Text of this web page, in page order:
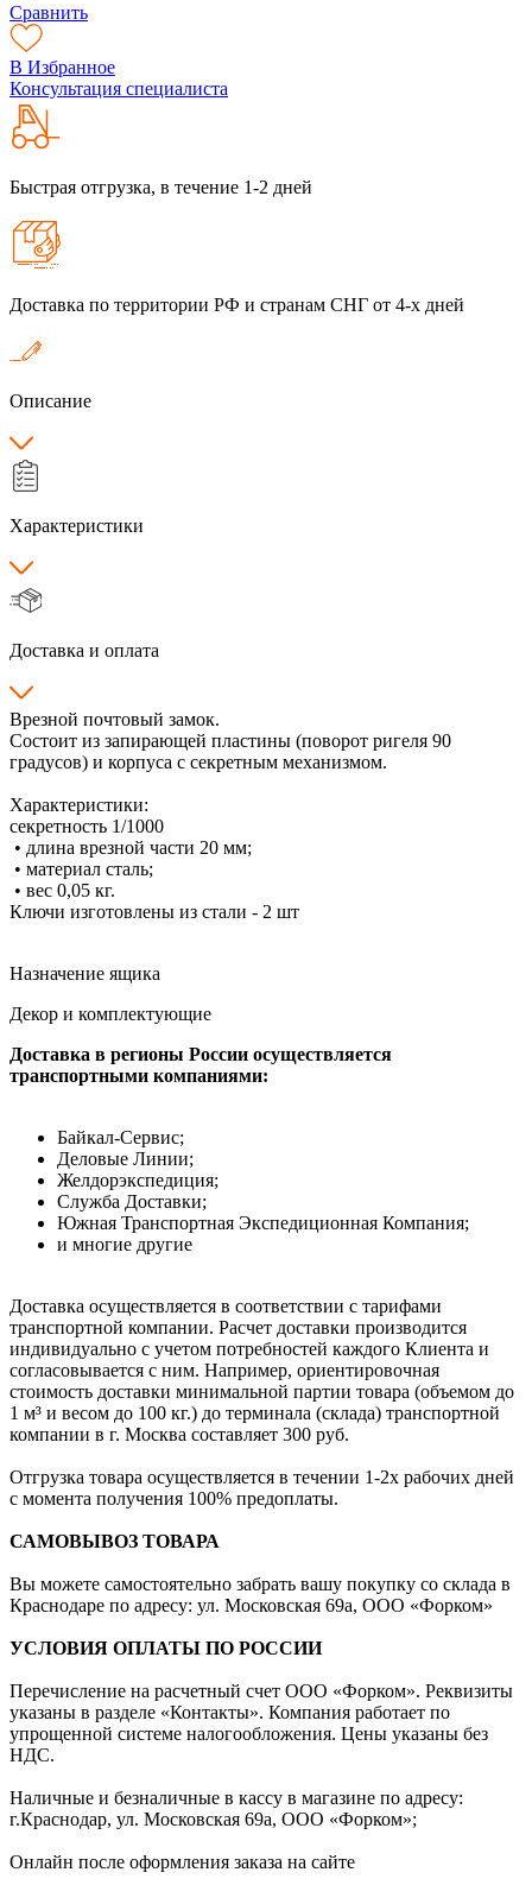
Сравнить
В Избранное
Консультация специалиста
Быстрая отгрузка, в течение 1-2 дней
Доставка по территории РФ и странам СНГ от 4-х дней
Описание
Характеристики
Доставка и оплата
Врезной почтовый замок.
Состоит из запирающей пластины (поворот ригеля 90
градусов) и корпуса с секретным механизмом.
Характеристики:
секретность 1/1000
• длина врезной части 20 мм;
• материал сталь;
• вес 0,05 кг.
Ключи изготовлены из стали - 2 шт
Назначение ящика
Декор и комплектующие
Доставка в регионы России осуществляется
транспортными компаниями:
Байкал-Сервис;
Деловые Линии;
Желдорэкспедиция;
Служба Доставки;
Южная Транспортная Экспедиционная Компания;
и многие другие
Доставка осуществляется в соответствии с тарифами
транспортной компании. Расчет доставки производится
индивидуально с учетом потребностей каждого Клиента и
согласовывается с ним. Например, ориентировочная
стоимость доставки минимальной партии товара (объемом до
1 м³ и весом до 100 кг.) до терминала (склада) транспортной
компании в г. Москва составляет 300 руб.
Отгрузка товара осуществляется в течении 1-2х рабочих дней
с момента получения 100% предоплаты.
САМОВЫВОЗ ТОВАРА
Вы можете самостоятельно забрать вашу покупку со склада в
Краснодаре по адресу: ул. Московская 69а, ООО «Форком»
УСЛОВИЯ ОПЛАТЫ ПО РОССИИ
Перечисление на расчетный счет ООО «Форком». Реквизиты
указаны в разделе «Контакты». Компания работает по
упрощенной системе налогообложения. Цены указаны без
НДС.
Наличные и безналичные в кассу в магазине по адресу:
г.Краснодар, ул. Московская 69а, ООО «Форком»;
Онлайн после оформления заказа на сайте